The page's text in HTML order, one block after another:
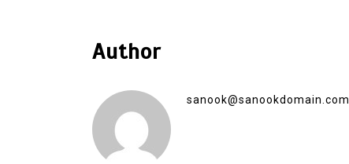
Author
sanook@sanookdomain.com